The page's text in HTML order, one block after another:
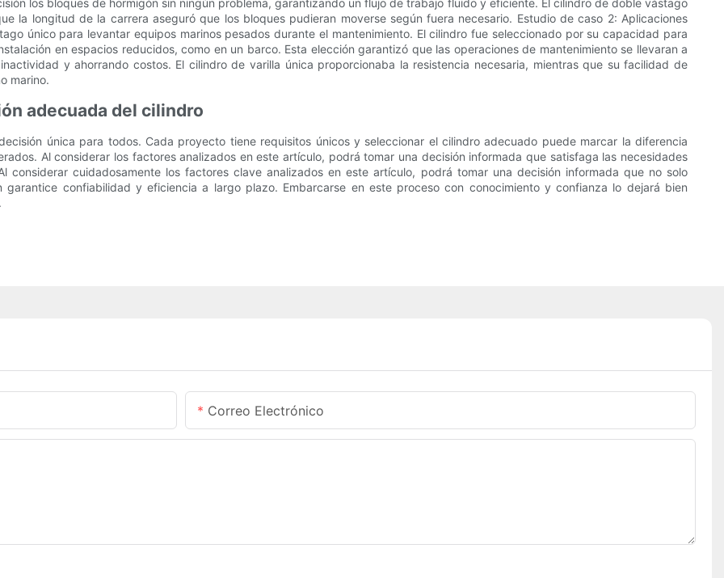
los bloques de hormigón sin ningún problema, garantizando un flujo de trabajo fluido y eficiente. El cilindro de doble vástago
la longitud de la carrera aseguró que los bloques pudieran moverse según fuera necesario. Estudio de caso 2: Aplicaciones
único para levantar equipos marinos pesados ​​durante el mantenimiento. El cilindro fue seleccionado por su capacidad para
en espacios reducidos, como en un barco. Esta elección garantizó que las operaciones de mantenimiento se llevaran a
y ahorrando costos. El cilindro de varilla única proporcionaba la resistencia necesaria, mientras que su facilidad de
marino.
adecuada del cilindro
única para todos. Cada proyecto tiene requisitos únicos y seleccionar el cilindro adecuado puede marcar la diferencia
Al considerar los factores analizados en este artículo, podrá tomar una decisión informada que satisfaga las necesidades
cuidadosamente los factores clave analizados en este artículo, podrá tomar una decisión informada que no solo
confiabilidad y eficiencia a largo plazo. Embarcarse en este proceso con conocimiento y confianza lo dejará bien
Correo Electrónico